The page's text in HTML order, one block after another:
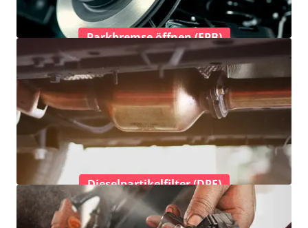
Parkbremse öffnen (EPB)
Dieselpartikelfilter (DPF)